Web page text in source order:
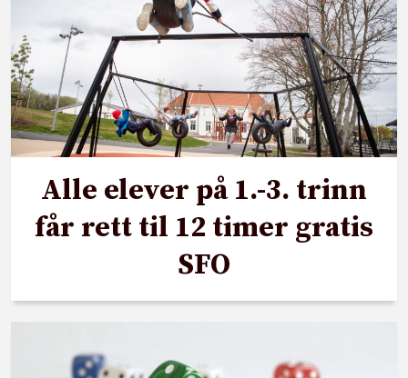
Alle elever på 1.-3. trinn
får rett til 12 timer gratis
SFO